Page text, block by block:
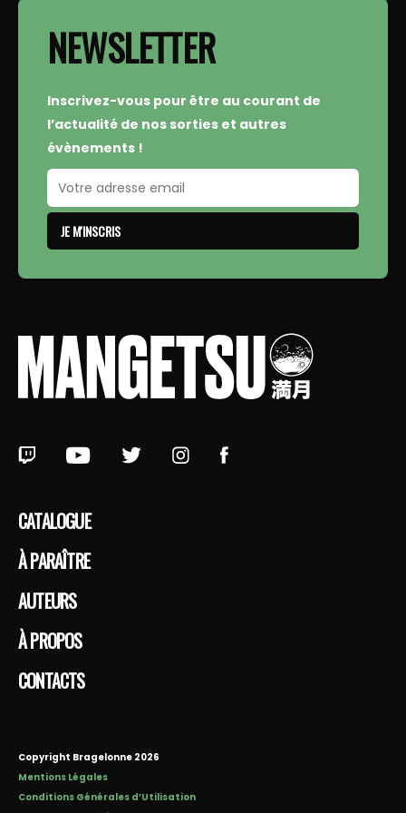
CATALOGUE
À PARAÎTRE
AUTEURS
À PROPOS
CONTACTS
Copyright Bragelonne 2026
Mentions Légales
Conditions Générales d’Utilisation
NEWSLETTER
Inscrivez-vous pour être au courant de
l’actualité de nos sorties et autres
évènements !
JE M'INSCRIS